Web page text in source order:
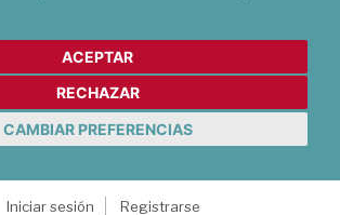
ACEPTAR
RECHAZAR
CAMBIAR PREFERENCIAS
Iniciar sesión
Registrarse